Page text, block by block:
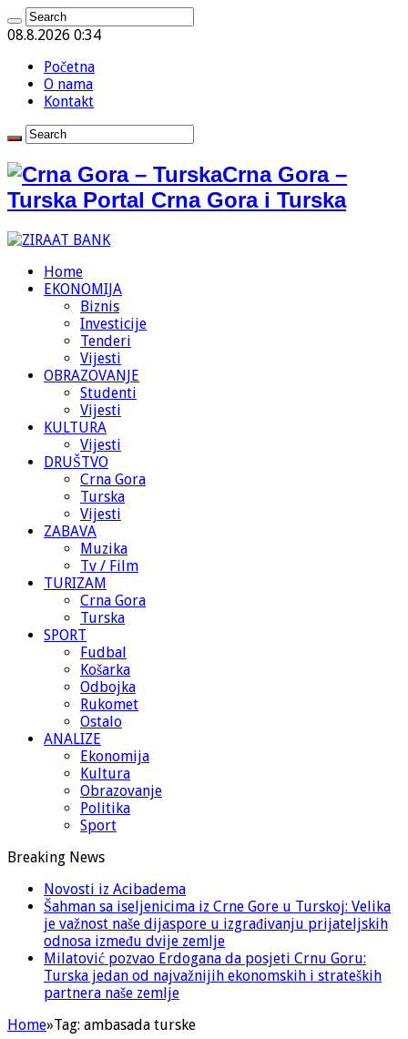
08.8.2026 0:34
Početna
O nama
Kontakt
Crna Gora –
Turska Portal Crna Gora i Turska
Home
EKONOMIJA
Biznis
Investicije
Tenderi
Vijesti
OBRAZOVANJE
Studenti
Vijesti
KULTURA
Vijesti
DRUŠTVO
Crna Gora
Turska
Vijesti
ZABAVA
Muzika
Tv / Film
TURIZAM
Crna Gora
Turska
SPORT
Fudbal
Košarka
Odbojka
Rukomet
Ostalo
ANALIZE
Ekonomija
Kultura
Obrazovanje
Politika
Sport
Breaking News
Novosti iz Acibadema
Šahman sa iseljenicima iz Crne Gore u Turskoj: Velika
je važnost naše dijaspore u izgrađivanju prijateljskih
odnosa između dvije zemlje
Milatović pozvao Erdogana da posjeti Crnu Goru:
Turska jedan od najvažnijih ekonomskih i strateških
partnera naše zemlje
Home»Tag: ambasada turske